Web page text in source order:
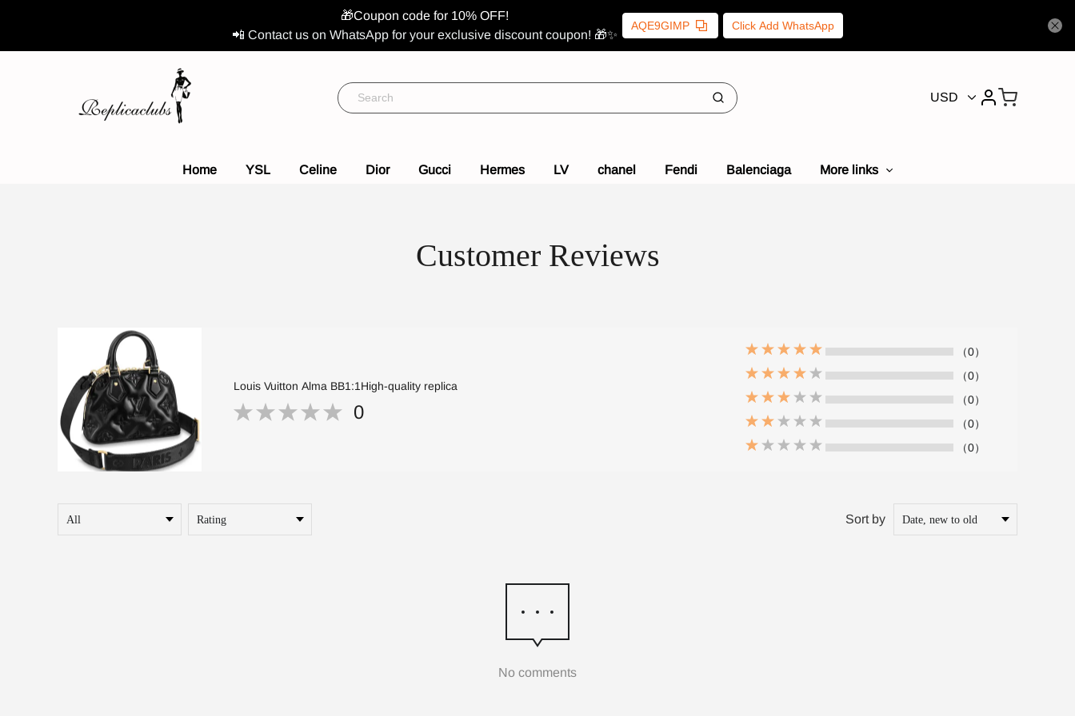
🎁Coupon code for 10% OFF!
📲 Contact us on WhatsApp for your exclusive discount coupon! 🎁✨
AQE9GIMP Click Add WhatsApp
USD
Home YSL Celine Dior Gucci Hermes LV chanel Fendi Balenciaga More links
Customer Reviews
Louis Vuitton Alma BB1:1High-quality replica
0
（0）
（0）
（0）
（0）
（0）
Sort by
No comments